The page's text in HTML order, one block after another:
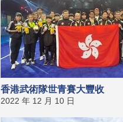
香港武術隊世青賽大豐收
2022 年 12 月 10 日